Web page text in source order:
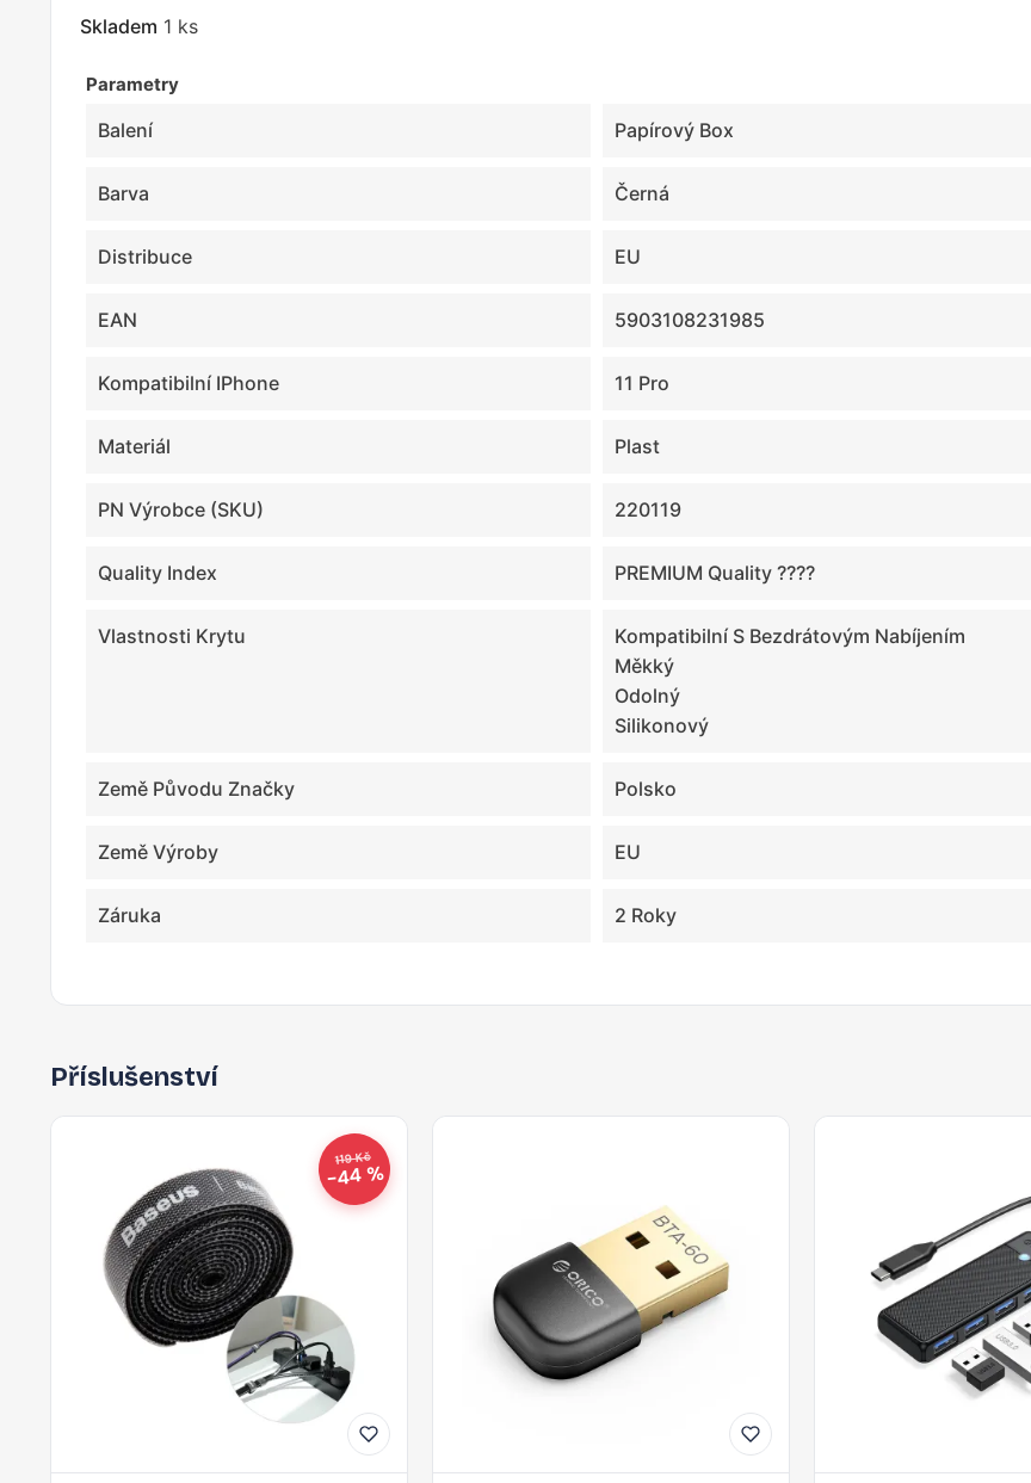
Skladem 1 ks
Parametry
Balení Papírový Box
Barva Černá
Distribuce EU
EAN 5903108231985
Kompatibilní IPhone 11 Pro
Materiál Plast
PN Výrobce (SKU) 220119
Quality Index PREMIUM Quality ????
Vlastnosti Krytu
Kompatibilní S Bezdrátovým Nabíjením
Měkký
Odolný
Silikonový
Země Původu Značky Polsko
Země Výroby EU
Záruka 2 Roky
Příslušenství
119 Kč
−44 %